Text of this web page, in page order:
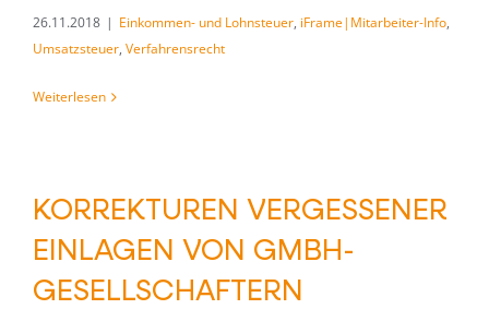
26.11.2018 | Einkommen- und Lohnsteuer, iFrame|Mitarbeiter-Info,
Umsatzsteuer, Verfahrensrecht
Weiterlesen
KORREKTUREN VERGESSENER
EINLAGEN VON GMBH-
GESELLSCHAFTERN